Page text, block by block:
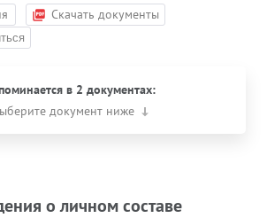
Скачать документы
в 2 документах:
документ ниже
о личном составе